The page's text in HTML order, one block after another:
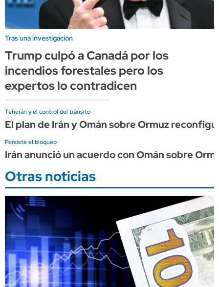
Tras una investigación
Trump culpó a Canadá por los
incendios forestales pero los
expertos lo contradicen
Teherán y el control del tránsito
El plan de Irán y Omán sobre Ormuz
Persiste el bloqueo
Irán anunció un acuerdo con Omán sobre
Otras noticias